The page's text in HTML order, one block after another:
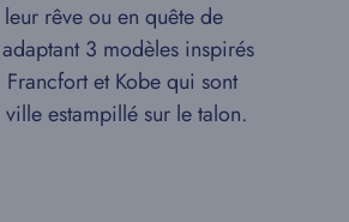
rêve ou en quête de
3 modèles inspirés
et Kobe qui sont
estampillé sur le talon.